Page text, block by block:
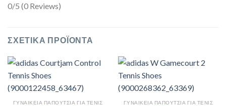
0/5 (0 Reviews)
ΣΧΕΤΙΚΆ ΠΡΟΪΌΝΤΑ
ΓΥΝΑΙΚΕΊΑ ΠΑΠΟΎΤΣΙΑ ΓΙΑ ΤΕΝΙΣ ΓΥΝΑΙΚΕΊΑ ΠΑΠΟΎΤΣΙΑ ΓΙΑ ΤΕΝΙΣ